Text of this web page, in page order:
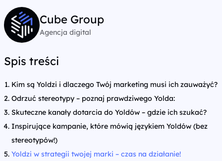
Cube Group
Agencja digital
Spis treści
Kim są Yoldzi i dlaczego Twój marketing musi ich zauważyć?
Odrzuć stereotypy – poznaj prawdziwego Yolda:
Skuteczne kanały dotarcia do Yoldów – gdzie ich szukać?
Inspirujące kampanie, które mówią językiem Yoldów (bez
stereotypów!)
Yoldzi w strategii twojej marki – czas na działanie!